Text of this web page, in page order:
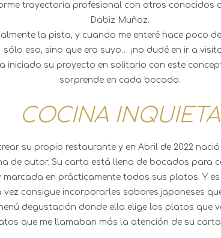
trayectoria profesional con otros conocidos
Dabiz Muñoz.
la pista, y cuando me enteré hace poco
sólo eso, sino que era suyo… ¡no dudé en ir a
iniciado su proyecto en solitario con este
sorprende en cada bocado.
COCINA INQUIETA
su propio restaurante y en Abril de 2022
de autor. Su carta está llena de bocados para
marcada en prácticamente todos sus platos. Y
consigue incorporarles sabores japoneses
degustación donde ella elige los platos que
que me llamaban más la atención de su